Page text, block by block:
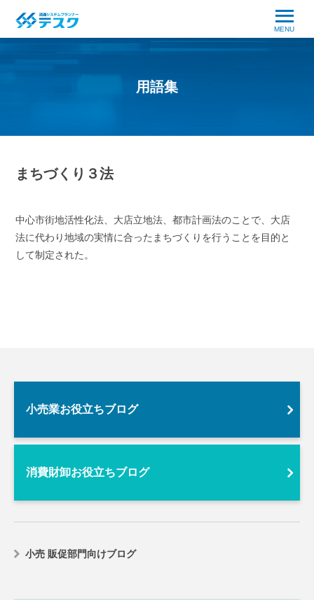
MENU
用語集
まちづくり３法
中心市街地活性化法、大店立地法、都市計画法のことで、大店
法に代わり地域の実情に合ったまちづくりを行うことを目的と
して制定された。
小売業お役立ちブログ
消費財卸お役立ちブログ
小売 販促部門向けブログ